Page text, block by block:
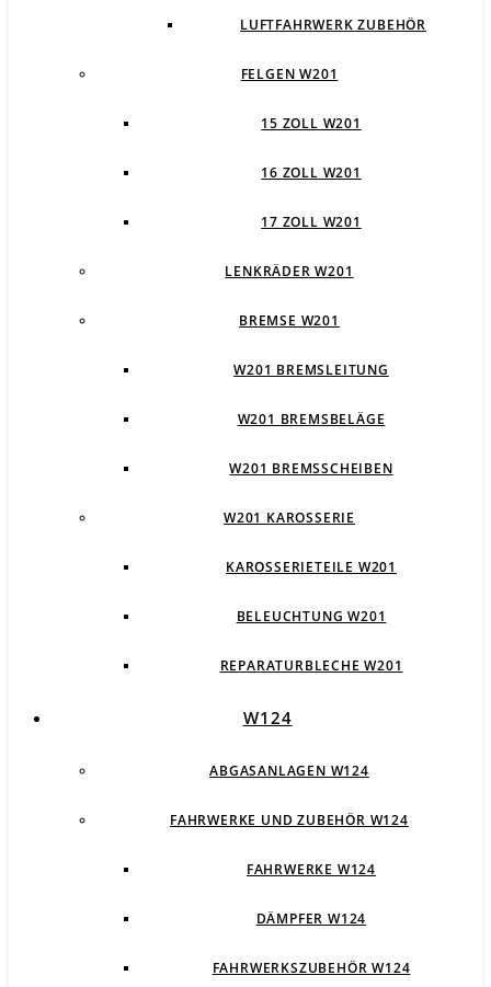
LUFTFAHRWERK ZUBEHÖR
FELGEN W201
15 ZOLL W201
16 ZOLL W201
17 ZOLL W201
LENKRÄDER W201
BREMSE W201
W201 BREMSLEITUNG
W201 BREMSBELÄGE
W201 BREMSSCHEIBEN
W201 KAROSSERIE
KAROSSERIETEILE W201
BELEUCHTUNG W201
REPARATURBLECHE W201
W124
ABGASANLAGEN W124
FAHRWERKE UND ZUBEHÖR W124
FAHRWERKE W124
DÄMPFER W124
FAHRWERKSZUBEHÖR W124